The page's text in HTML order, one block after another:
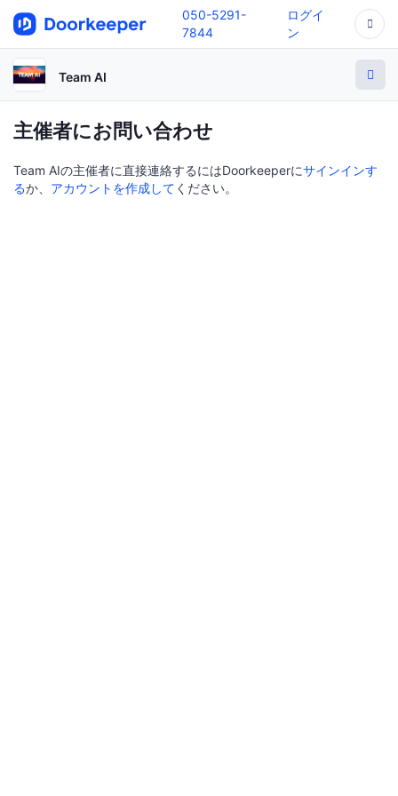
050-5291-
7844
ログイ
ン
Team AI
主催者にお問い合わせ
Team AIの主催者に直接連絡するにはDoorkeeperにサインインす
るか、 アカウントを作成して ください。